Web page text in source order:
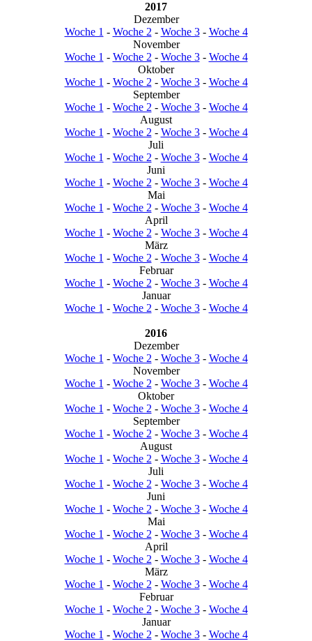
2017
Dezember
Woche 1 - Woche 2 - Woche 3- Woche 4
November
Woche 1 - Woche 2 - Woche 3- Woche 4
Oktober
Woche 1 - Woche 2 - Woche 3- Woche 4
September
Woche 1 - Woche 2 - Woche 3- Woche 4
August
Woche 1 - Woche 2 - Woche 3- Woche 4
Juli
Woche 1 - Woche 2 - Woche 3- Woche 4
Juni
Woche 1 - Woche 2 - Woche 3- Woche 4
Mai
Woche 1 - Woche 2 - Woche 3- Woche 4
April
Woche 1 - Woche 2 - Woche 3- Woche 4
März
Woche 1 - Woche 2 - Woche 3- Woche 4
Februar
Woche 1 - Woche 2 - Woche 3- Woche 4
Januar
Woche 1 - Woche 2 - Woche 3- Woche 4
2016
Dezember
Woche 1 - Woche 2 - Woche 3- Woche 4
November
Woche 1 - Woche 2 - Woche 3- Woche 4
Oktober
Woche 1 - Woche 2 - Woche 3- Woche 4
September
Woche 1 - Woche 2 - Woche 3- Woche 4
August
Woche 1 - Woche 2 - Woche 3- Woche 4
Juli
Woche 1 - Woche 2 - Woche 3- Woche 4
Juni
Woche 1 - Woche 2 - Woche 3- Woche 4
Mai
Woche 1 - Woche 2 - Woche 3- Woche 4
April
Woche 1 - Woche 2 - Woche 3- Woche 4
März
Woche 1 - Woche 2 - Woche 3- Woche 4
Februar
Woche 1 - Woche 2 - Woche 3- Woche 4
Januar
Woche 1 - Woche 2 - Woche 3- Woche 4